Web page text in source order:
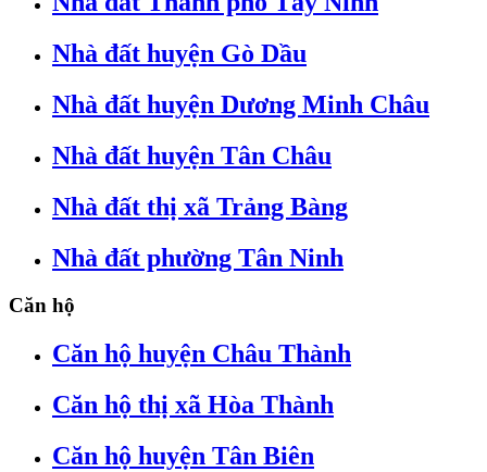
Nhà đất huyện Gò Dầu
Nhà đất huyện Dương Minh Châu
Nhà đất huyện Tân Châu
Nhà đất thị xã Trảng Bàng
Nhà đất phường Tân Ninh
Căn hộ
Căn hộ huyện Châu Thành
Căn hộ thị xã Hòa Thành
Căn hộ huyện Tân Biên